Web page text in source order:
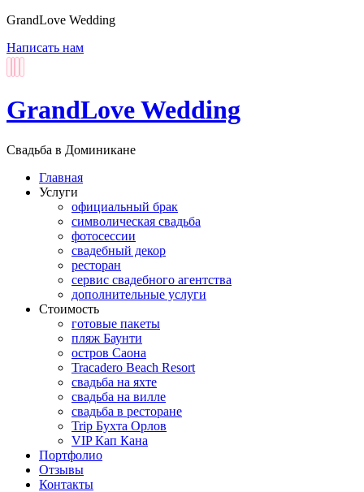
GrandLove Wedding
Написать нам
GrandLove Wedding
Свадьба в Доминикане
Главная
Услуги
официальный брак
символическая свадьба
фотосессии
свадебный декор
ресторан
сервис свадебного агентства
дополнительные услуги
Стоимость
готовые пакеты
пляж Баунти
остров Саона
Tracadero Beach Resort
свадьба на яхте
свадьба на вилле
свадьба в ресторане
Trip Бухта Орлов
VIP Кап Кана
Портфолио
Отзывы
Контакты